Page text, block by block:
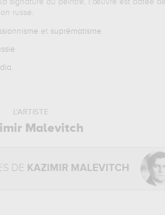
signature du peintre, l'œuvre est datée
russe.
et suprématisme.
.
L'ARTISTE
Malevitch
DE KAZIMIR MALEVITCH